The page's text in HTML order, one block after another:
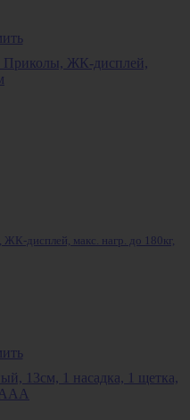
дисплей, макс. нагр. до 180кг,